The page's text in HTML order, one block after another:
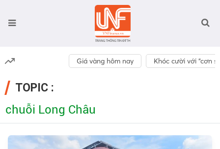
Giá vàng hôm nay Khóc cười với “cơn
TOPIC :
chuỗi Long Châu